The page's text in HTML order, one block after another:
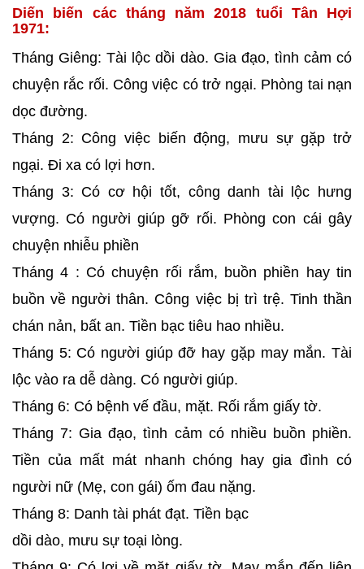
Diến biến các tháng năm 2018 tuổi Tân Hợi
1971:
Tháng Giêng: Tài lộc dồi dào. Gia đạo, tình cảm có
chuyện rắc rối. Công việc có trở ngại. Phòng tai nạn
dọc đường.
Tháng 2: Công việc biến động, mưu sự gặp trở
ngại. Đi xa có lợi hơn.
Tháng 3: Có cơ hội tốt, công danh tài lộc hưng
vượng. Có người giúp gỡ rối. Phòng con cái gây
chuyện nhiễu phiền
Tháng 4 : Có chuyện rối rắm, buồn phiền hay tin
buồn về người thân. Công việc bị trì trệ. Tinh thần
chán nản, bất an. Tiền bạc tiêu hao nhiều.
Tháng 5: Có người giúp đỡ hay gặp may mắn. Tài
lộc vào ra dễ dàng. Có người giúp.
Tháng 6: Có bệnh vế đầu, mặt. Rối rắm giấy tờ.
Tháng 7: Gia đạo, tình cảm có nhiều buồn phiền.
Tiền của mất mát nhanh chóng hay gia đình có
người nữ (Mẹ, con gái) ốm đau nặng.
Tháng 8: Danh tài phát đạt. Tiền bạc
dồi dào, mưu sự toại lòng.